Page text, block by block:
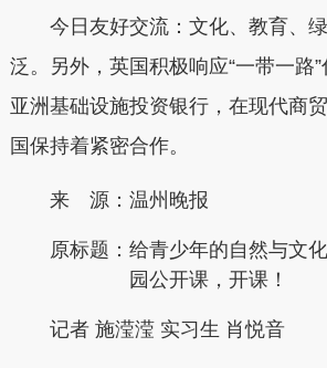
今日友好交流：文化、教育、绿
泛。另外，英国积极响应“一带一路
亚洲基础设施投资银行，在现代商
国保持着紧密合作。
来 源：温州晚报
原标题： 给青少年的自然与文
园公开课，开课！
记者 施滢滢 实习生 肖悦音